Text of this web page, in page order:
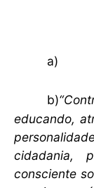
a)
b)
educando,
cidadania,
consciente